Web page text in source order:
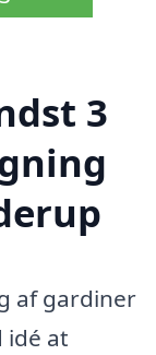
3
af gardiner
idé at